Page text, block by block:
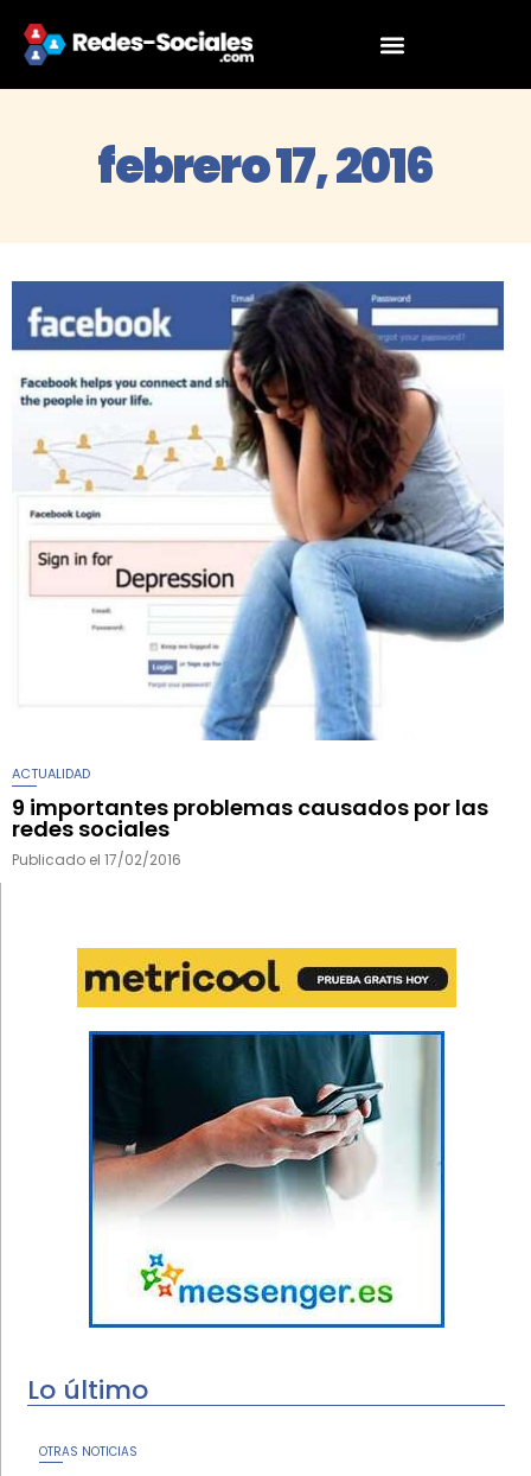
febrero 17, 2016
ACTUALIDAD
9 importantes problemas causados por las
redes sociales
Publicado el 17/02/2016
Lo último
OTRAS NOTICIAS